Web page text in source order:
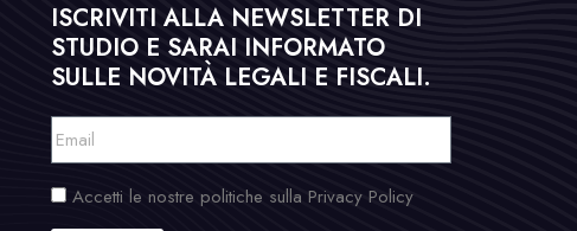
ISCRIVITI ALLA NEWSLETTER DI
STUDIO E SARAI INFORMATO
SULLE NOVITÀ LEGALI E FISCALI.
Accetti le nostre politiche sulla Privacy Policy